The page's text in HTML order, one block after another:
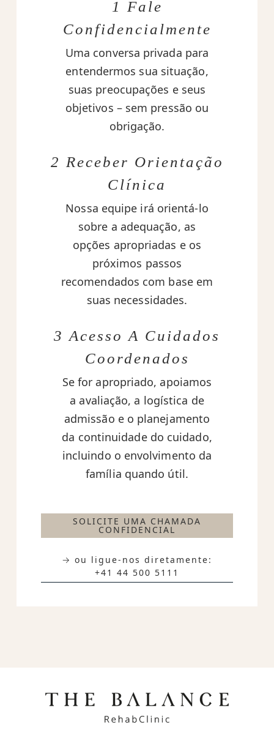
1 Fale
Confidencialmente
Uma conversa privada para
entendermos sua situação,
suas preocupações e seus
objetivos – sem pressão ou
obrigação.
2 Receber Orientação
Clínica
Nossa equipe irá orientá-lo
sobre a adequação, as
opções apropriadas e os
próximos passos
recomendados com base em
suas necessidades.
3 Acesso A Cuidados
Coordenados
Se for apropriado, apoiamos
a avaliação, a logística de
admissão e o planejamento
da continuidade do cuidado,
incluindo o envolvimento da
família quando útil.
SOLICITE UMA CHAMADA
CONFIDENCIAL
→ ou ligue-nos diretamente:
+41 44 500 5111